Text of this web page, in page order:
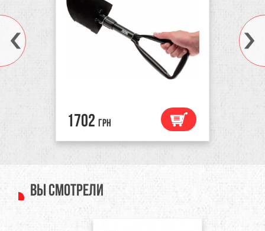
1702 грн
Вы смотрели